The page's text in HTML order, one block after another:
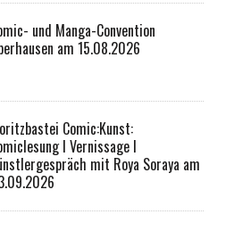
und Manga-Convention
am 15.08.2026
Comic:Kunst:
I Vernissage I
mit Roya Soraya am